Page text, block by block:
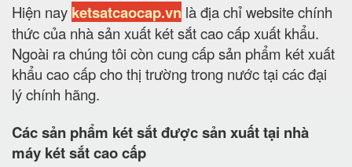
Hiện nay ketsatcaocap.vn là địa chỉ website chính
thức của nhà sản xuất két sắt cao cấp xuất khẩu.
Ngoài ra chúng tôi còn cung cấp sản phẩm két xuất
khẩu cao cấp cho thị trường trong nước tại các đại
lý chính hãng.
Các sản phẩm két sắt được sản xuất tại nhà
máy két sắt cao cấp